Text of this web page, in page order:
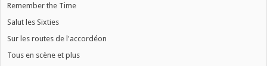
Remember the Time
Salut les Sixties
Sur les routes de l'accordéon
Tous en scène et plus